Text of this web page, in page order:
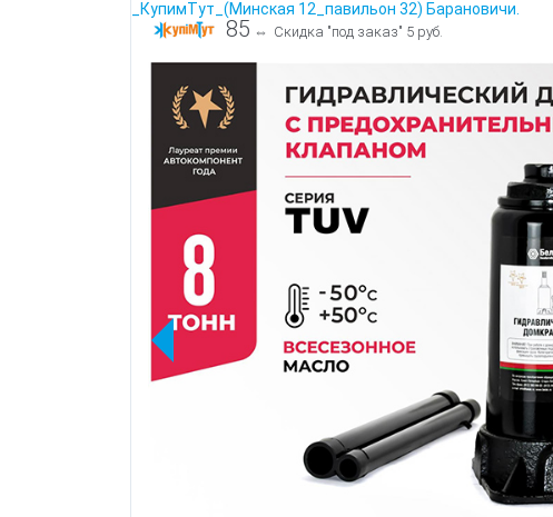
_КупимТут_(Минская 12_павильон 32) Барановичи.
85 ⇔ Скидка "под заказ" 5 руб.